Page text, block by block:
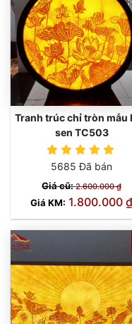
Tranh trúc chỉ tròn mẫu
sen TC503
5685 Đã bán
Giá cũ:2.600.000 ₫
Giá KM: 1.800.000 ₫